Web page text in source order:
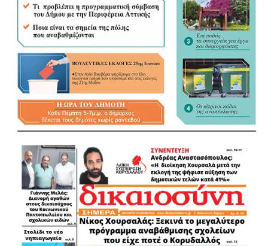
«Τα ουσιώδη είναι οι αρμοδιότητες και οι πόροι»
Αναφερόμενος στη συζήτηση για το εκλογικό σύστημα, τη
δεύτερη Κυριακή και την Αποκεντρωμένη Διοίκηση, ο
Λάμπρος Μίχος ξεκαθάρισε ότι για τον ίδιο το κρίσιμο